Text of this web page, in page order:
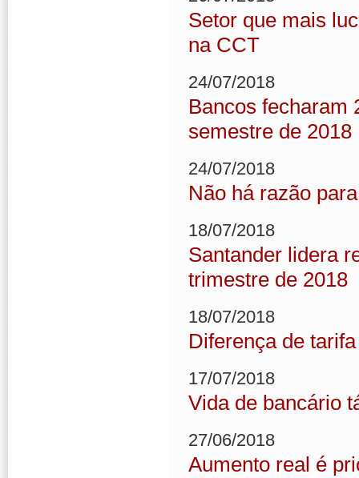
Setor que mais
na CCT
24/07/2018
Bancos fecharam
semestre de 2018
24/07/2018
Não há razão
18/07/2018
Santander lidera
trimestre de 2018
18/07/2018
Diferença de
17/07/2018
Vida de bancário
27/06/2018
Aumento real é